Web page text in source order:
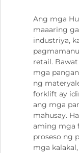
Ang mga
maaaring
industriya,
retail.
mga
ng
forklift ay
ang mga
mahusay.
aming mga
proseso ng
mga